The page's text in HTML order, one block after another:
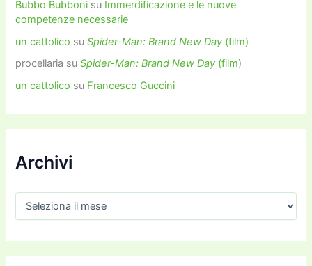
Bubbo Bubboni su Immerdificazione e le nuove
competenze necessarie
un cattolico suSpider-Man: Brand New Day (film)
procellaria suSpider-Man: Brand New Day (film)
un cattolico su Francesco Guccini
Archivi
h
i